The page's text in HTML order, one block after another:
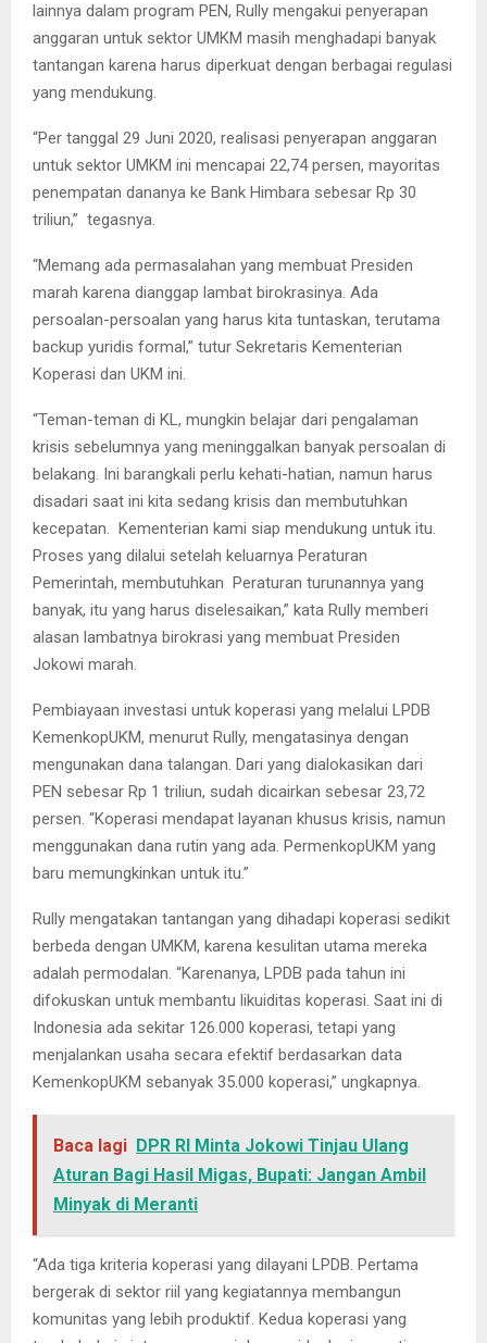
lainnya dalam program PEN, Rully mengakui penyerapan
anggaran untuk sektor UMKM masih menghadapi banyak
tantangan karena harus diperkuat dengan berbagai regulasi
yang mendukung.
“Per tanggal 29 Juni 2020, realisasi penyerapan anggaran
untuk sektor UMKM ini mencapai 22,74 persen, mayoritas
penempatan dananya ke Bank Himbara sebesar Rp 30
triliun,” tegasnya.
“Memang ada permasalahan yang membuat Presiden
marah karena dianggap lambat birokrasinya. Ada
persoalan-persoalan yang harus kita tuntaskan, terutama
backup yuridis formal,” tutur Sekretaris Kementerian
Koperasi dan UKM ini.
“Teman-teman di KL, mungkin belajar dari pengalaman
krisis sebelumnya yang meninggalkan banyak persoalan di
belakang. Ini barangkali perlu kehati-hatian, namun harus
disadari saat ini kita sedang krisis dan membutuhkan
kecepatan. Kementerian kami siap mendukung untuk itu.
Proses yang dilalui setelah keluarnya Peraturan
Pemerintah, membutuhkan Peraturan turunannya yang
banyak, itu yang harus diselesaikan,” kata Rully memberi
alasan lambatnya birokrasi yang membuat Presiden
Jokowi marah.
Pembiayaan investasi untuk koperasi yang melalui LPDB
KemenkopUKM, menurut Rully, mengatasinya dengan
mengunakan dana talangan. Dari yang dialokasikan dari
PEN sebesar Rp 1 triliun, sudah dicairkan sebesar 23,72
persen. “Koperasi mendapat layanan khusus krisis, namun
menggunakan dana rutin yang ada. PermenkopUKM yang
baru memungkinkan untuk itu.”
Rully mengatakan tantangan yang dihadapi koperasi sedikit
berbeda dengan UMKM, karena kesulitan utama mereka
adalah permodalan. “Karenanya, LPDB pada tahun ini
difokuskan untuk membantu likuiditas koperasi. Saat ini di
Indonesia ada sekitar 126.000 koperasi, tetapi yang
menjalankan usaha secara efektif berdasarkan data
KemenkopUKM sebanyak 35.000 koperasi,” ungkapnya.
Baca lagi DPR RI Minta Jokowi Tinjau Ulang
Aturan Bagi Hasil Migas, Bupati: Jangan Ambil
Minyak di Meranti
“Ada tiga kriteria koperasi yang dilayani LPDB. Pertama
bergerak di sektor riil yang kegiatannya membangun
komunitas yang lebih produktif. Kedua koperasi yang